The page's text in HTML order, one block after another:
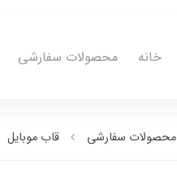
خانه محصولات سفارشی
محصولات سفارشی قاب موبایل